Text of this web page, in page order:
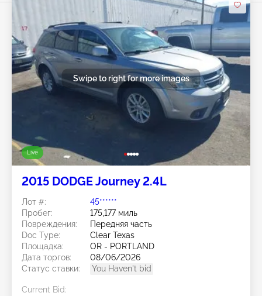
Live
Swipe to right for more images
2015 DODGE Journey 2.4L
Лот #:
45******
Пробег:
175,177 миль
Повреждения:
Передняя часть
Doc Type:
Clear Texas
Площадка:
OR - PORTLAND
Дата торгов:
08/06/2026
Статус ставки:
You Haven't bid
Current Bid: